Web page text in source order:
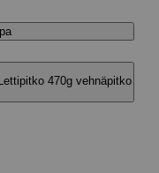
470g vehnäpitko